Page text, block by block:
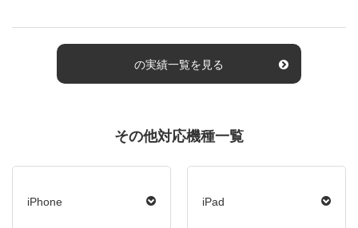
の実績一覧を見る
その他対応機種一覧
iPhone iPad